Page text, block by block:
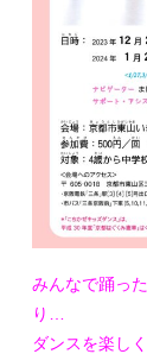
みんなで踊っ
り…
ダンスを楽し